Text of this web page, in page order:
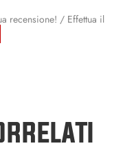
recensione! / Effettua il